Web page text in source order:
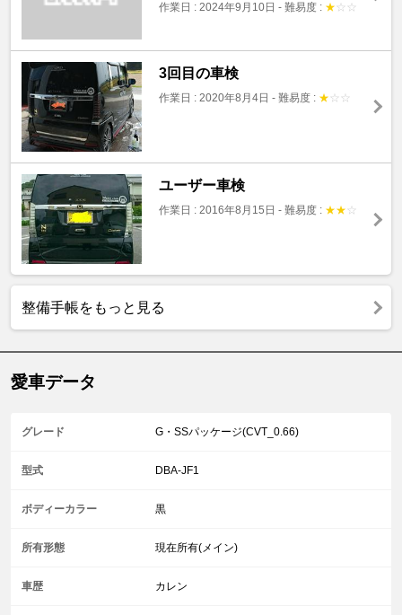
作業日 : 2024年9月10日 - 難易度 : ★ ☆ ☆
3回目の車検
作業日 : 2020年8月4日 - 難易度 : ★ ☆ ☆
ユーザー車検
作業日 : 2016年8月15日 - 難易度 : ★★ ☆
整備手帳をもっと見る
愛車データ
グレード G・SSパッケージ(CVT_0.66)
型式 DBA-JF1
ボディーカラー 黒
所有形態 現在所有(メイン)
車歴 カレン